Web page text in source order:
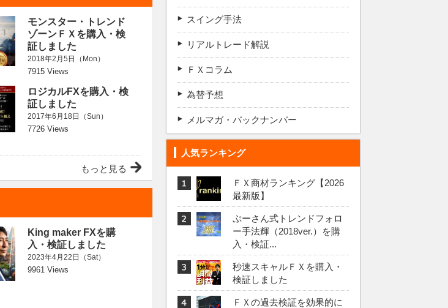
モンスター・トレンド
ゾーンＦＸを購入・検
証しました
2018年2月5日（Mon）
7915 Views
ロジカルFXを購入・検
証しました
2017年6月18日（Sun）
7726 Views
もっと見る
King maker FXを購
入・検証しました
2023年4月22日（Sat）
9961 Views
スイング手法
リアルトレード解説
ＦＸコラム
為替予想
メルマガ・バックナンバー
人気ランキング
ＦＸ商材ランキング【2026
最新版】
ぷーさん式トレンドフォロ
ー手法輝（2018ver.）を購
入・検証...
秒速スキャルＦＸを購入・
検証しました
ＦＸの過去検証を効果的に